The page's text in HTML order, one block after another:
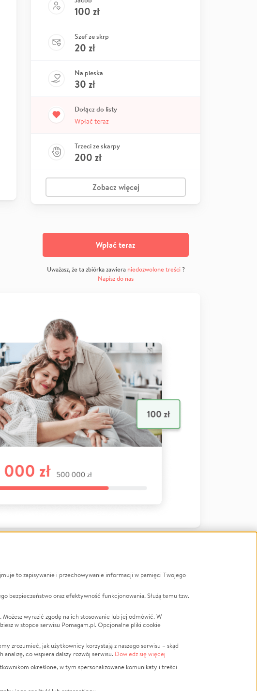
100 zł
Szef ze skrp
20 zł
Na pieska
30 zł
Dołącz do listy
Wpłać teraz
Trzeci ze skarpy
200 zł
Zobacz więcej
Wpłać teraz
Uważasz, że ta zbiórka zawiera niedozwolone treści?
Napisz do nas
Zbieraj na
Leczenie
Zwierzęta
Pożar
Sport
Pomoc Finansowa
Pogrzeb
LGBTQ+
Powódź
Wichura
Religia
Edukacja
to zapisywanie i przechowywanie informacji w pamięci Twojego
bezpieczeństwo oraz efektywność funkcjonowania. Służą temu tzw.
wyrazić zgodę na ich stosowanie lub jej odmówić. W
w stopce serwisu Pomagam.pl. Opcjonalne pliki cookie
zrozumieć, jak użytkownicy korzystają z naszego serwisu – skąd
co wspiera dalszy rozwój serwisu. Dowiedz się więcej
określone, w tym spersonalizowane komunikaty i treści